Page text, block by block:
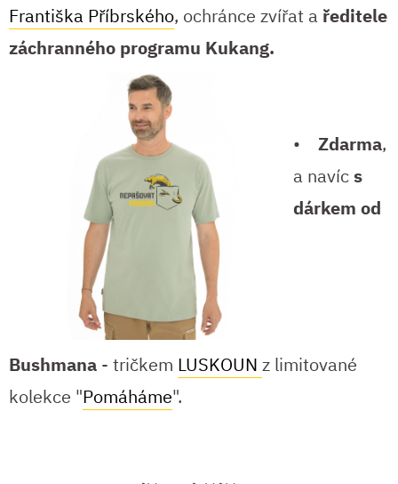
Františka Příbrského, ochránce zvířat a ředitele
záchranného programu Kukang.
• Zdarma,
a navícs
dárkem od
Bushmana - tričkem LUSKOUN z limitované
kolekce "Pomáháme".